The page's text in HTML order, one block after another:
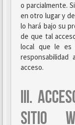
o parcialmente.
en otro lugar y
lo hará bajo su
de que tal
local que le es
acceso.
III.
SITIO